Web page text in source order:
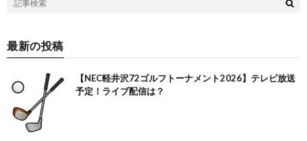
最新の投稿
【NEC軽井沢72ゴルフトーナメント2026】テレビ放送
予定！ライブ配信は？